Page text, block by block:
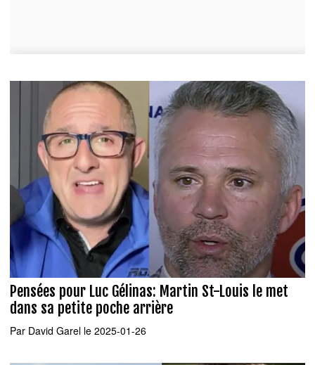
Pensées pour Luc Gélinas: Martin St-Louis le met
dans sa petite poche arrière
Par David Garel le 2025-01-26